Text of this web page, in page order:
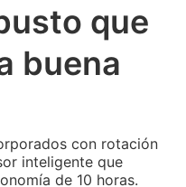
que
buena
con rotación
inteligente que
de 10 horas.